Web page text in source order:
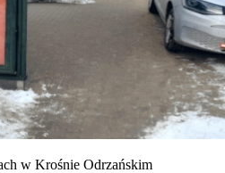
w Krośnie Odrzańskim